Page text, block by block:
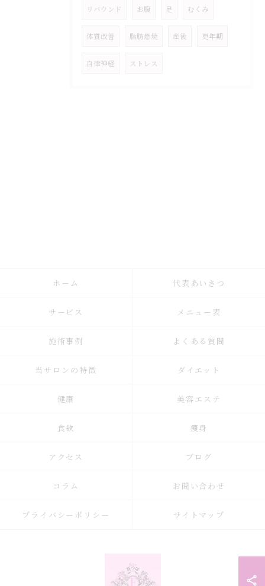
リバウンド お腹 足 むくみ
体質改善 脂肪燃焼 産後 更年期
自律神経 ストレス
ホーム 代表あいさつ
サービス メニュー表
施術事例 よくある質問
当サロンの特徴 ダイエット
健康 美容エステ
食欲 痩身
アクセス ブログ
コラム お問い合わせ
プライバシーポリシー サイトマップ